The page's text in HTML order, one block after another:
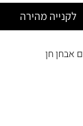
לקנייה מהירה